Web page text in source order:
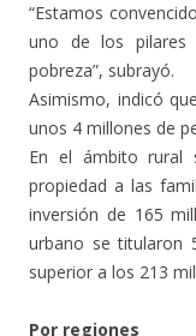
“Estamos
uno de los pilares
pobreza”, subrayó.
Asimismo, indicó
unos 4 millones de
En el ámbito rural
propiedad a las
inversión de 165
urbano se titularon
superior a los 213
Por regiones